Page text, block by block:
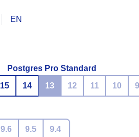
EN
Postgres Pro Standard
15 14 13 12 11 10
9.6 9.5 9.4